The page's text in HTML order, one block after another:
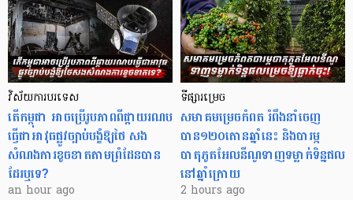
វិស័យការបរទេស
តើកម្ពុជា អាចប្រើរូបភាពពីផ្កាយរណប
ធ្វើជាអាវុធផ្លូវច្បាប់បង្ខំឱ្យថៃ សង
សំណងការខូចខាតតាមព្រំដែនបាន
ដែរឬទេ?​
an hour ago
ទីផ្សារម្រេច
សមាគមម្រេចកំពត រំពឹងនាំចេញ
បាន១២០តោនឆ្នាំនេះ និងបារម្ភ
បាតុភូតអែលនីណូទាញទម្លាក់ទិន្នផល
នៅឆ្នាំក្រោយ
2 hours ago